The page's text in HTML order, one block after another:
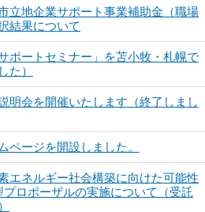
立地企業サポート事業補助金（職場
結果について
ポートセミナー」を苫小牧・札幌で
た）
明会を開催いたします（終了しまし
ページを開設しました。
エネルギー社会構築に向けた可能性
ロポーザルの実施について（受託